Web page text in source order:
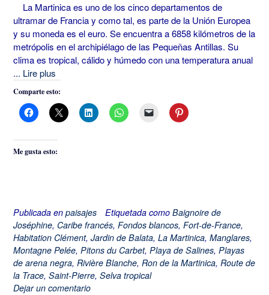
La Martinica es uno de los cinco departamentos de
ultramar de Francia y como tal, es parte de la Unión Europea
y su moneda es el euro. Se encuentra a 6858 kilómetros de la
metrópolis en el archipiélago de las Pequeñas Antillas. Su
clima es tropical, cálido y húmedo con una temperatura anual
... Lire plus
Comparte esto:
Me gusta esto:
Publicada en paisajes Etiquetada como Baignoire de
Joséphine, Caribe francés, Fondos blancos, Fort-de-France,
Habitation Clément, Jardin de Balata, La Martinica, Manglares,
Montagne Pelée, Pitons du Carbet, Playa de Salines, Playas
de arena negra, Rivière Blanche, Ron de la Martinica, Route de
la Trace, Saint-Pierre, Selva tropical
Dejar un comentario